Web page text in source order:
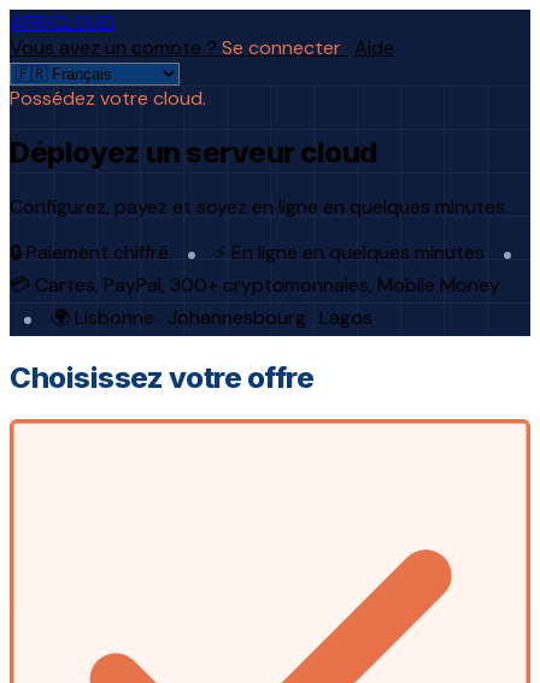
AFRICLOUD
Vous avez un compte ? Se connecter · Aide
Possédez votre cloud.
Déployez un serveur cloud
Configurez, payez et soyez en ligne en quelques minutes.
🔒 Paiement chiffré
⚡ En ligne en quelques minutes
💳 Cartes, PayPal, 300+ cryptomonnaies, Mobile Money
🌍 Lisbonne · Johannesbourg · Lagos
Choisissez votre offre